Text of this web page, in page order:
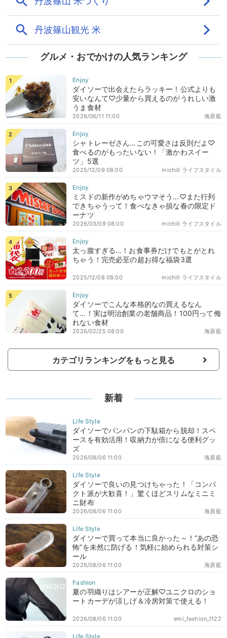
グルメ・おでかけの人気ランキング
ダイソーで出会えたらラッキー！公式よりも
安いなんて♡少量から買えるのがうれしい激
うま食材
海原藍
2026/06/11 11:00
シャトレーゼさん…この可愛さは反則だよ♡
食べるのがもったいない！「激かわスイー
ツ」5選
michill ライフスタイル
2025/12/09 08:00
ミスドの新作がめちゃウマそう…♡また行列
できちゃうって！食べなきゃ損な春の限定ド
ーナツ
michill ライフスタイル
2026/03/09 08:00
太っ腹すぎる…！お食事券だけでもとがとれ
ちゃう！完売必至の超お得な福袋3選
michill ライフスタイル
2025/12/08 08:00
ダイソーでこんな本格的なの買えるなん
て…！実は明治創業の老舗商品！100円って侮
れない食材
海原藍
2026/02/25 08:00
カテゴリランキングをもっと見る
新着
ダイソーでパンパンの下駄箱から脱却！スペ
ースを有効活用！収納力が倍になる便利グッ
ズ
海原藍
2026/08/06 11:00
ダイソーで良いの見つけちゃった！「コンパ
クト派が大歓喜！」驚くほどスリムなミニミ
ニ財布
海原藍
2026/08/06 11:00
ダイソーで買って本当に良かった～！“あの恐
怖”を未然に防げる！気軽に始められる対策シ
ール
海原藍
2026/08/06 11:00
夏の羽織りはシアーが正解♡ユニクロのショ
ートカーデが涼しげ＆冷房対策で使える！
emi_fashion_1122
2026/08/06 11:00